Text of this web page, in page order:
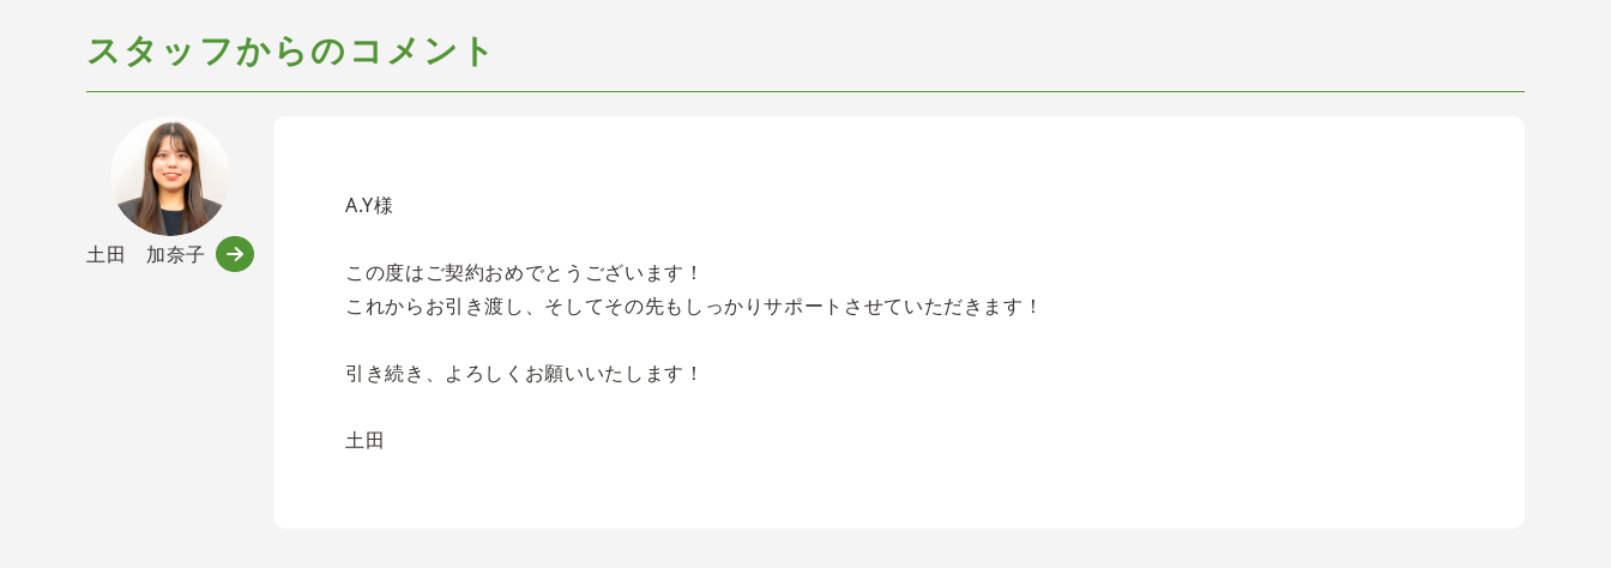
スタッフからのコメント
土田 加奈子
A.Y様
この度はご契約おめでとうございます！
これからお引き渡し、そしてその先もしっかりサポートさせていただきます！
引き続き、よろしくお願いいたします！
土田